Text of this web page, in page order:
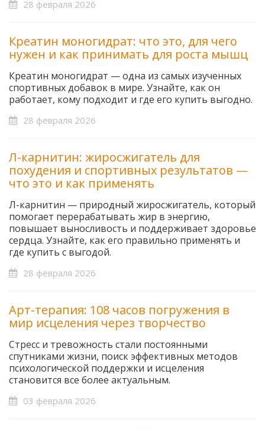
28 февраля 2026
Креатин моногидрат: что это, для чего
нужен и как принимать для роста мышц
Креатин моногидрат — одна из самых изученных
спортивных добавок в мире. Узнайте, как он
работает, кому подходит и где его купить выгодно.
28 февраля 2026
Л-карнитин: жиросжигатель для
похудения и спортивных результатов —
что это и как применять
Л-карнитин — природный жиросжигатель, который
помогает перерабатывать жир в энергию,
повышает выносливость и поддерживает здоровье
сердца. Узнайте, как его правильно применять и
где купить с выгодой.
28 февраля 2026
Арт-терапия: 108 часов погружения в
мир исцеления через творчество
Стресс и тревожность стали постоянными
спутниками жизни, поиск эффективных методов
психологической поддержки и исцеления
становится все более актуальным.
03 февраля 2026